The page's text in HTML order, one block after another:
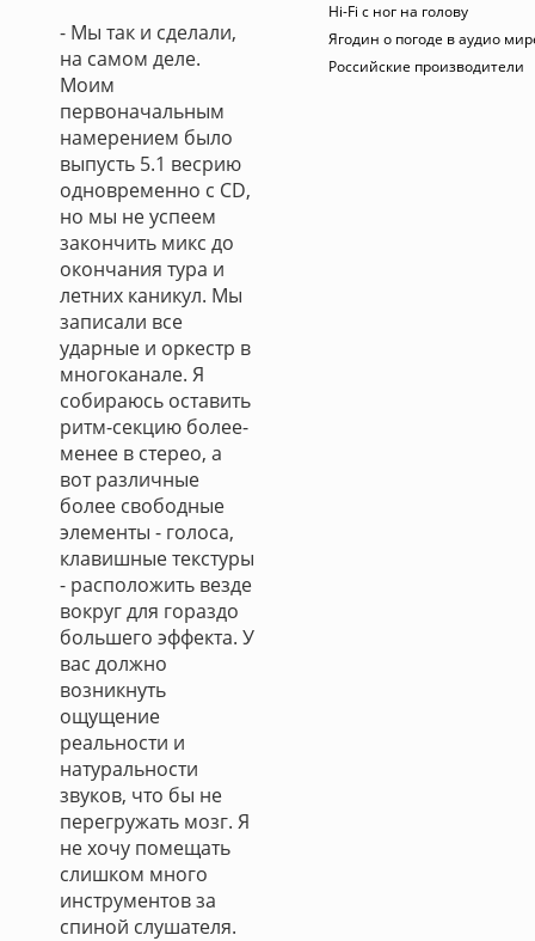
- Мы так и сделали,
на самом деле.
Моим
первоначальным
намерением было
выпусть 5.1 весрию
одновременно с CD,
но мы не успеем
закончить микс до
окончания тура и
летних каникул. Мы
записали все
ударные и оркестр в
многоканале. Я
собираюсь оставить
ритм-секцию более-
менее в стерео, а
вот различные
более свободные
элементы - голоса,
клавишные текстуры
- расположить везде
вокруг для гораздо
большего эффекта. У
вас должно
возникнуть
ощущение
реальности и
натуральности
звуков, что бы не
перегружать мозг. Я
не хочу помещать
слишком много
инструментов за
спиной слушателя.
Hi-Fi с ног на голову
Ягодин о погоде в аудио
Российские производители